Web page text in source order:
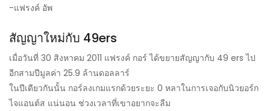
-แฟรงค์ อัพ
สัญญาใหม่กับ 49ers
เมื่อวันที่ 30 สิงหาคม 2011 แฟรงค์ กอร์ ได้ขยายสัญญากับ 49 ers ไป
อีกสามปีมูลค่า 25.9 ล้านดอลลาร์
ในปีเดียวกันนั้น กอร์ลงเกมแรกด้วยระยะ 0 หลาในการเจอกับนิวยอร์ก
ไจแอนต์ส แน่นอน ช่วงเวลาที่เขาอยากจะลืม